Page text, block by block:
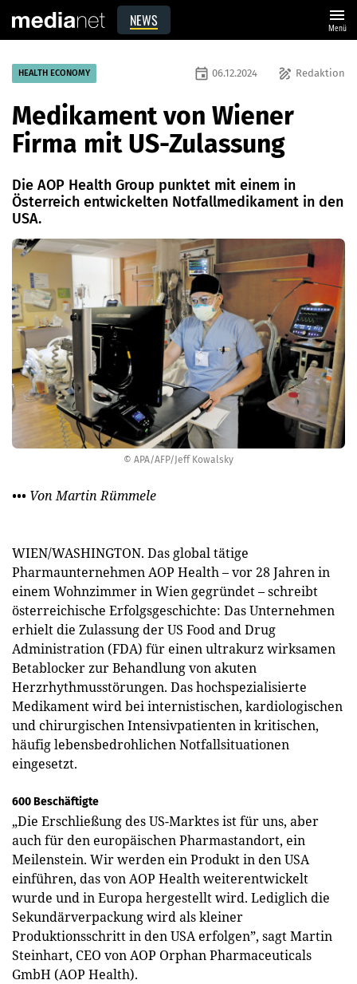
NEWS menu
Menü
© APA/AFP/Jeff Kowalsky
HEALTH ECONOMY draw Redaktion
event 06.12.2024
Medikament von Wiener
Firma mit US-Zulassung
Die AOP Health Group punktet mit einem in
Österreich entwickelten Notfallmedikament in den
USA.
••• Von Martin Rümmele
WIEN/WASHINGTON. Das global tätige
Pharmaunternehmen AOP Health – vor 28 Jahren in
einem Wohnzimmer in Wien gegründet – schreibt
österreichische Erfolgsgeschichte: Das Unternehmen
erhielt die Zulassung der US Food and Drug
Administration (FDA) für einen ultrakurz wirksamen
Betablocker zur Behandlung von akuten
Herzrhythmusstörungen. Das hochspezialisierte
Medikament wird bei internistischen, kardiologischen
und chirurgischen Intensivpatienten in kritischen,
häufig lebensbedrohlichen Notfallsituationen
eingesetzt.
600 Beschäftigte
„Die Erschließung des US-Marktes ist für uns, aber
auch für den europäischen Pharmastandort, ein
Meilenstein. Wir werden ein Produkt in den USA
einführen, das von AOP Health weiterentwickelt
wurde und in Europa hergestellt wird. Lediglich die
Sekundärverpackung wird als kleiner
Produktionsschritt in den USA erfolgen”, sagt Martin
Steinhart, CEO von AOP Orphan Pharmaceuticals
GmbH (AOP Health).